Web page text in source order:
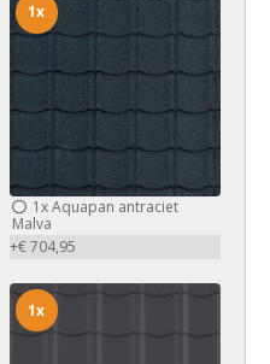
1xAquapan antraciet
Malva
+€ 704,95
1x
1x